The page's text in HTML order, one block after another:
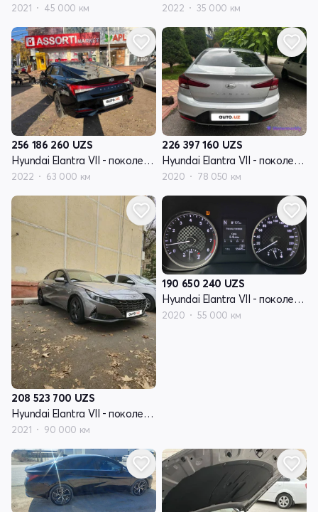
2021 45 000 км 2022 35 000 км
256 186 260 UZS
Hyundai Elantra VII - поколение (CN7)
2022 63 000 км
226 397 160 UZS
Hyundai Elantra VII - поколение (CN7)
2020 78 050 км
208 523 700 UZS
Hyundai Elantra VII - поколение (CN7)
2021 90 000 км
190 650 240 UZS
Hyundai Elantra VII - поколение (CN7)
2020 55 000 км